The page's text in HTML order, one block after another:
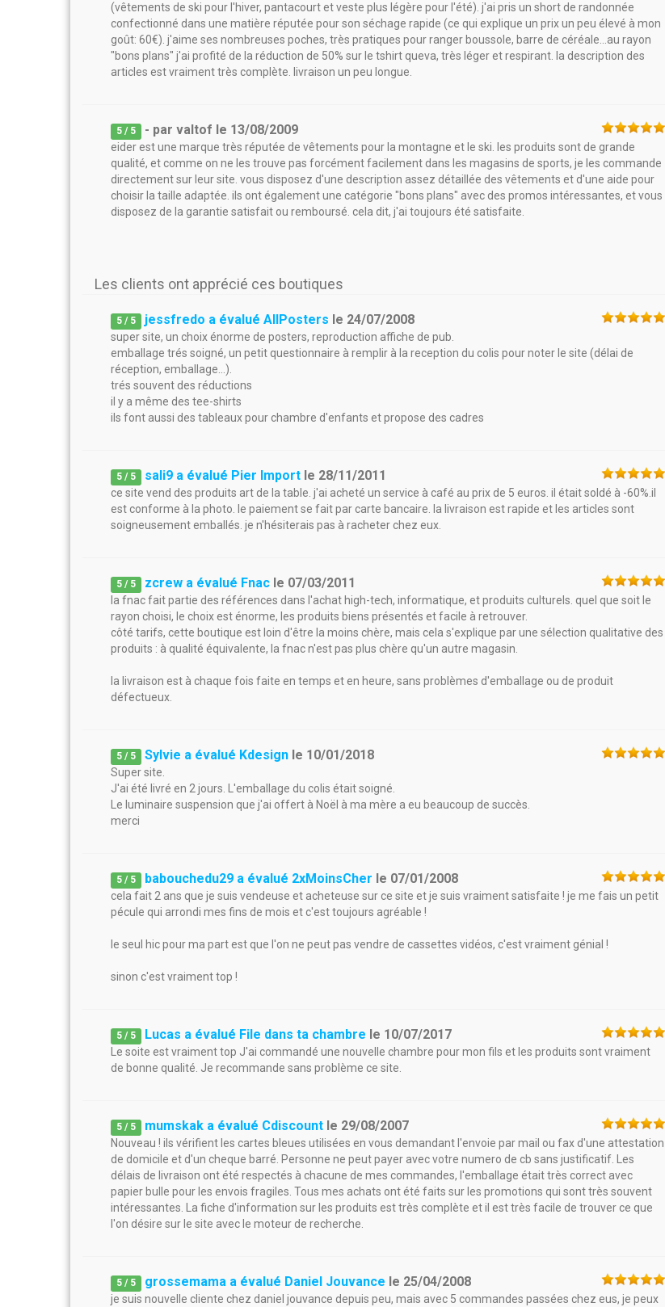
(vêtements de ski pour l'hiver, pantacourt et veste plus légère pour l'été). j'ai pris un short de randonnée
confectionné dans une matière réputée pour son séchage rapide (ce qui explique un prix un peu élevé à mon
goût: 60€). j'aime ses nombreuses poches, très pratiques pour ranger boussole, barre de céréale...au rayon
"bons plans" j'ai profité de la réduction de 50% sur le tshirt queva, très léger et respirant. la description des
articles est vraiment très complète. livraison un peu longue.
5 / 5 - parvaltof le 13/08/2009
eider est une marque très réputée de vêtements pour la montagne et le ski. les produits sont de grande
qualité, et comme on ne les trouve pas forcément facilement dans les magasins de sports, je les commande
directement sur leur site. vous disposez d'une description assez détaillée des vêtements et d'une aide pour
choisir la taille adaptée. ils ont également une catégorie "bons plans" avec des promos intéressantes, et vous
disposez de la garantie satisfait ou remboursé. cela dit, j'ai toujours été satisfaite.
Les clients ont apprécié ces boutiques
5 / 5 jessfredo a évalué AllPosters le 24/07/2008
super site, un choix énorme de posters, reproduction affiche de pub.
emballage trés soigné, un petit questionnaire à remplir à la reception du colis pour noter le site (délai de
réception, emballage...).
trés souvent des réductions
il y a même des tee-shirts
ils font aussi des tableaux pour chambre d'enfants et propose des cadres
5 / 5 sali9 a évalué Pier Import le 28/11/2011
ce site vend des produits art de la table. j'ai acheté un service à café au prix de 5 euros. il était soldé à -60%.il
est conforme à la photo. le paiement se fait par carte bancaire. la livraison est rapide et les articles sont
soigneusement emballés. je n'hésiterais pas à racheter chez eux.
5 / 5 zcrew a évalué Fnac le 07/03/2011
la fnac fait partie des références dans l'achat high-tech, informatique, et produits culturels. quel que soit le
rayon choisi, le choix est énorme, les produits biens présentés et facile à retrouver.
côté tarifs, cette boutique est loin d'être la moins chère, mais cela s'explique par une sélection qualitative des
produits : à qualité équivalente, la fnac n'est pas plus chère qu'un autre magasin.
la livraison est à chaque fois faite en temps et en heure, sans problèmes d'emballage ou de produit
défectueux.
5 / 5 Sylvie a évalué Kdesign le 10/01/2018
Super site.
J'ai été livré en 2 jours. L'emballage du colis était soigné.
Le luminaire suspension que j'ai offert à Noël à ma mère a eu beaucoup de succès.
merci
5 / 5 babouchedu29 a évalué 2xMoinsCher le 07/01/2008
cela fait 2 ans que je suis vendeuse et acheteuse sur ce site et je suis vraiment satisfaite ! je me fais un petit
pécule qui arrondi mes fins de mois et c'est toujours agréable !
le seul hic pour ma part est que l'on ne peut pas vendre de cassettes vidéos, c'est vraiment génial !
sinon c'est vraiment top !
5 / 5 Lucas a évalué File dans ta chambre le 10/07/2017
Le soite est vraiment top J'ai commandé une nouvelle chambre pour mon fils et les produits sont vraiment
de bonne qualité. Je recommande sans problème ce site.
5 / 5 mumskak a évalué Cdiscount le 29/08/2007
Nouveau ! ils vérifient les cartes bleues utilisées en vous demandant l'envoie par mail ou fax d'une attestation
de domicile et d'un cheque barré. Personne ne peut payer avec votre numero de cb sans justificatif. Les
délais de livraison ont été respectés à chacune de mes commandes, l'emballage était très correct avec
papier bulle pour les envois fragiles. Tous mes achats ont été faits sur les promotions qui sont très souvent
intéressantes. La fiche d'information sur les produits est très complète et il est très facile de trouver ce que
l'on désire sur le site avec le moteur de recherche.
5 / 5 grossemama a évalué Daniel Jouvance le 25/04/2008
je suis nouvelle cliente chez daniel jouvance depuis peu, mais avec 5 commandes passées chez eus, je peux